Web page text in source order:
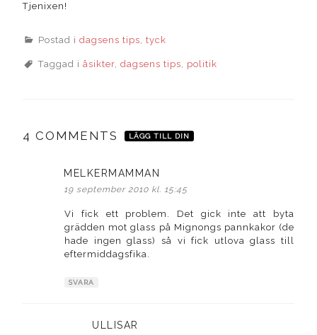
Tjenixen!
Postad idagsens tips,tyck
Taggad iåsikter,dagsens tips, politik
4 COMMENTS LÄGG TILL DIN
MELKERMAMMAN
19 september 2010 kl. 15:45
Vi fick ett problem. Det gick inte att byta
grädden mot glass på Mignongs pannkakor (de
hade ingen glass) så vi fick utlova glass till
eftermiddagsfika.
SVARA
ULLISAR